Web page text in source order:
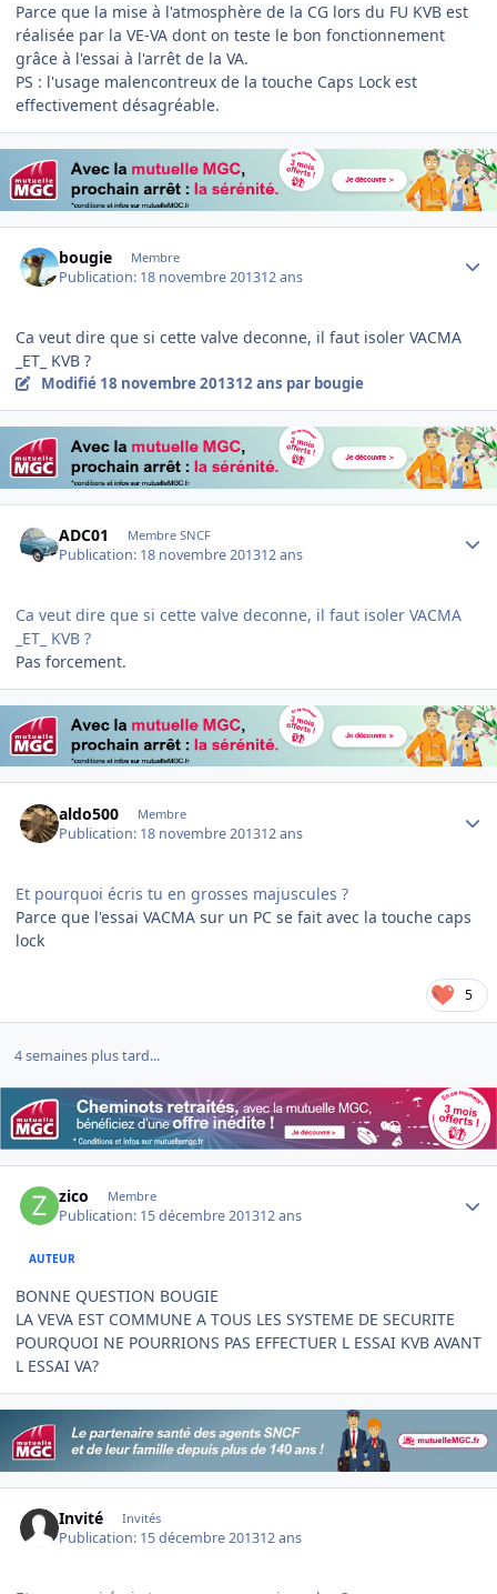
Parce que la mise à l'atmosphère de la CG lors du FU KVB est
réalisée par la VE-VA dont on teste le bon fonctionnement
grâce à l'essai à l'arrêt de la VA.
PS : l'usage malencontreux de la touche Caps Lock est
effectivement désagréable.
bougie Membre
Publication: 18 novembre 201312 ans
Ca veut dire que si cette valve deconne, il faut isoler VACMA
_ET_ KVB ?
Modifié 18 novembre 201312 ans par bougie
ADC01 Membre SNCF
Publication: 18 novembre 201312 ans
Ca veut dire que si cette valve deconne, il faut isoler VACMA
_ET_ KVB ?
Pas forcement.
aldo500 Membre
Publication: 18 novembre 201312 ans
Et pourquoi écris tu en grosses majuscules ?
Parce que l'essai VACMA sur un PC se fait avec la touche caps
lock
5
4 semaines plus tard...
zico Membre
Publication: 15 décembre 201312 ans
AUTEUR
BONNE QUESTION BOUGIE
LA VEVA EST COMMUNE A TOUS LES SYSTEME DE SECURITE
POURQUOI NE POURRIONS PAS EFFECTUER L ESSAI KVB AVANT
L ESSAI VA?
Invité Invités
Publication: 15 décembre 201312 ans